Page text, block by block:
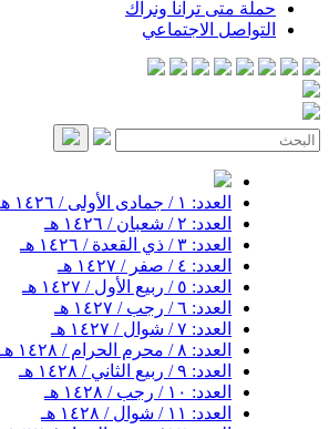
حملة متى ترانا ونراك
التواصل الاجتماعي
العدد: ١ / جمادى الأولى / ١٤٢٦ هـ
العدد: ٢ / شعبان / ١٤٢٦ هـ
العدد: ٣ / ذي القعدة / ١٤٢٦ هـ
العدد: ٤ / صفر / ١٤٢٧ هـ
العدد: ٥ / ربيع الأول / ١٤٢٧ هـ
العدد: ٦ / رجب / ١٤٢٧ هـ
العدد: ٧ / شوال / ١٤٢٧ هـ
العدد: ٨ / محرم الحرام / ١٤٢٨ هـ
العدد: ٩ / ربيع الثاني / ١٤٢٨ هـ
العدد: ١٠ / رجب / ١٤٢٨ هـ
العدد: ١١ / شوال / ١٤٢٨ هـ